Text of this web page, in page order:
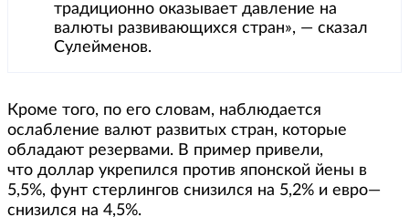
традиционно оказывает давление на
валюты развивающихся стран», — сказал
Сулейменов.
Кроме того, по его словам, наблюдается
ослабление валют развитых стран, которые
обладают резервами. В пример привели,
что доллар укрепился против японской йены в
5,5%, фунт стерлингов снизился на 5,2% и евро—
снизился на 4,5%.